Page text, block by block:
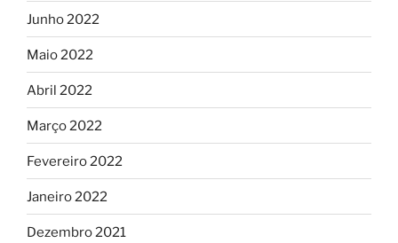
Junho 2022
Maio 2022
Abril 2022
Março 2022
Fevereiro 2022
Janeiro 2022
Dezembro 2021